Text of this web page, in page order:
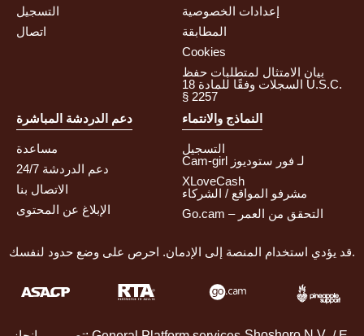
التسجيل
اتصال
إعدادات الخصوصية
المطابقة
Cookies
بيان الامتثال لمتطلبات حفظ
السجلات وفقًا للمادة 18 U.S.C.
§ 2257
دعم الدردشة المباشرة
مساعدة
دعم الدردشة 24/7
الاتصال بنا
الإبلاغ عن المحتوى
النماذج والانتماء
التسجيل
Cam-girl لـ فور ستوديوز
XLoveCash
مشرفو المواقع / الشركاء
Go.cam – التحقق من العمر
قد يؤدي استخدام المنصة إلى الإدمان. احرص على وضع حدود لنفسك.